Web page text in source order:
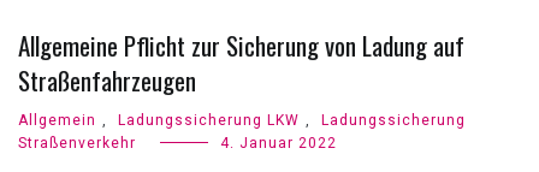
Allgemeine Pflicht zur Sicherung von Ladung auf
Straßenfahrzeugen
Allgemein , Ladungssicherung LKW ,
Ladungssicherung
Straßenverkehr
4. Januar 2022